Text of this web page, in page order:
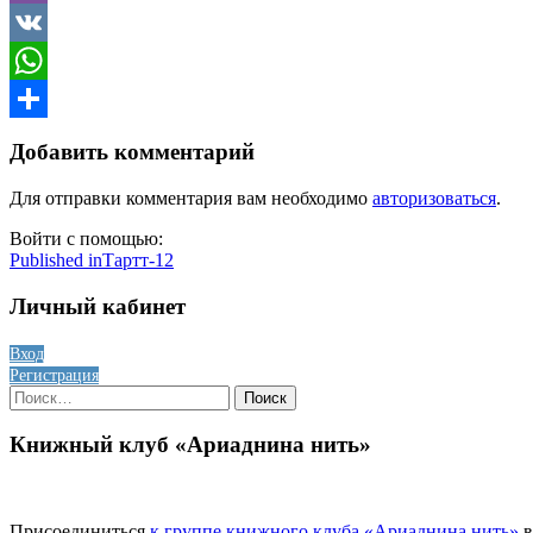
Viber
VK
WhatsApp
Добавить комментарий
Для отправки комментария вам необходимо авторизоваться.
Войти с помощью:
Навигация
по
Published inТартт-12
Личный кабинет
Вход
Регистрация
Найти:
Книжный клуб «Ариаднина нить»